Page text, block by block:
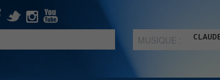
MUSIQUE :